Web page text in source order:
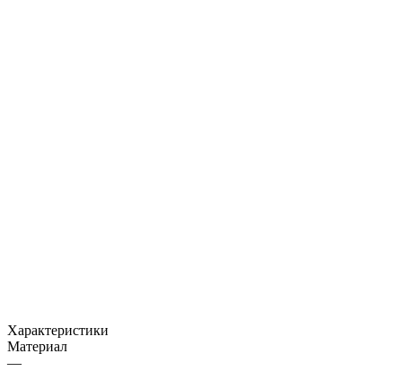
Характеристики
Материал
—